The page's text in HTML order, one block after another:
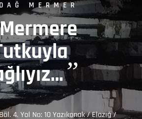
MERMER
”
4. Yol No: 10 Yazıkonak / Elazığ /